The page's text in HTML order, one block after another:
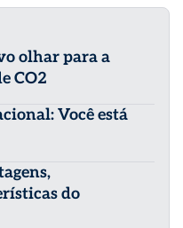
olhar para a
CO2
Você está
do